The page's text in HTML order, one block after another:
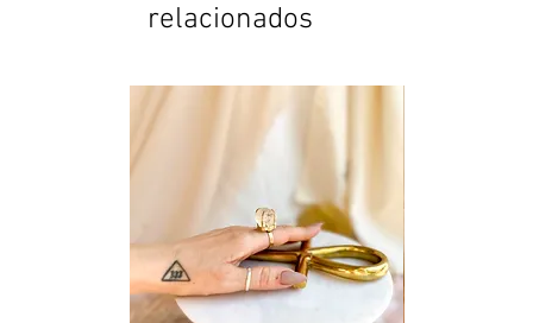
relacionados